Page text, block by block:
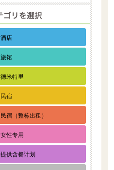
酒店
旅馆
德米特里
民宿
民宿（整栋出租）
女性专用
提供含餐计划